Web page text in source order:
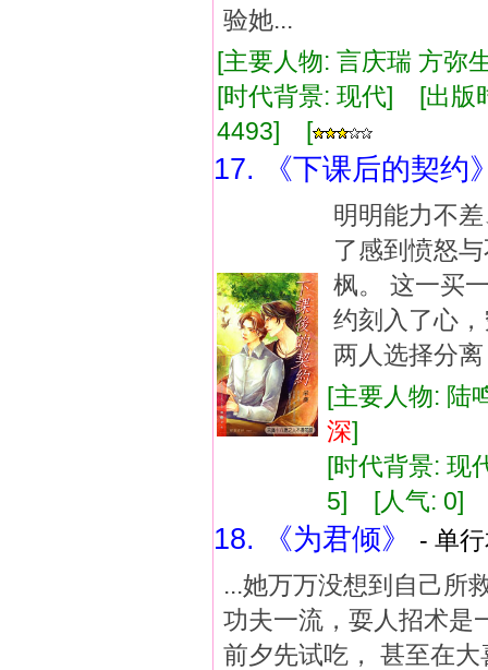
验她...
[主要人物: 言庆瑞 方
[时代背景: 现代] [出
4493] [
17. 《下课后的契约
明明能力不
了感到愤怒
枫。 这一买
约刻入了心
两人选择分
[主要人物:
深]
[时代背景:
5] [人气: 0]
18. 《为君倾》
- 单
...她万万没想到自己
功夫一流，耍人招术是
前夕先试吃， 甚至在